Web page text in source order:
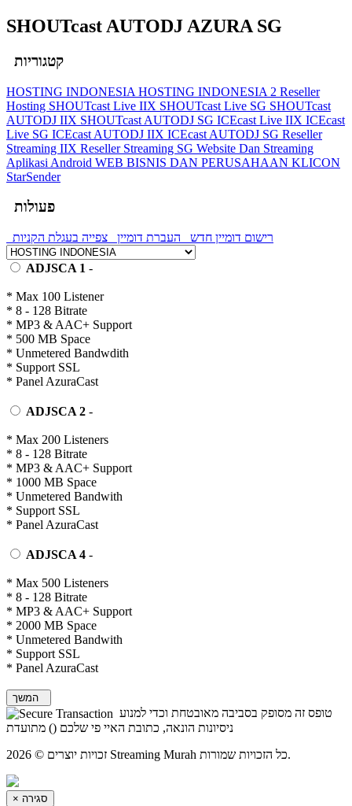
SHOUTcast AUTODJ AZURA SG
קטגוריות
HOSTING INDONESIA HOSTING INDONESIA 2 Reseller
Hosting SHOUTcast Live IIX SHOUTcast Live SG SHOUTcast
AUTODJ IIX SHOUTcast AUTODJ SG ICEcast Live IIX ICEcast
Live SG ICEcast AUTODJ IIX ICEcast AUTODJ SG Reseller
Streaming IIX Reseller Streaming SG Website Dan Streaming
Aplikasi Android WEB BISNIS DAN PERUSAHAAN KLICON
StarSender
פעולות
רישום דומיין חדש העברת דומיין צפייה בעגלת הקניות
ADJSCA 1 -
* Max 100 Listener
* 8 - 128 Bitrate
* MP3 & AAC+ Support
* 500 MB Space
* Unmetered Bandwdith
* Support SSL
* Panel AzuraCast
ADJSCA 2 -
* Max 200 Listeners
* 8 - 128 Bitrate
* MP3 & AAC+ Support
* 1000 MB Space
* Unmetered Bandwith
* Support SSL
* Panel AzuraCast
ADJSCA 4 -
* Max 500 Listeners
* 8 - 128 Bitrate
* MP3 & AAC+ Support
* 2000 MB Space
* Unmetered Bandwith
* Support SSL
* Panel AzuraCast
ניסיונות הונאה, כתובת האיי פי שלכם () מתועדת
זכויות יוצרים © 2026 Streaming Murah כל הזכויות שמורות.
× סגירה